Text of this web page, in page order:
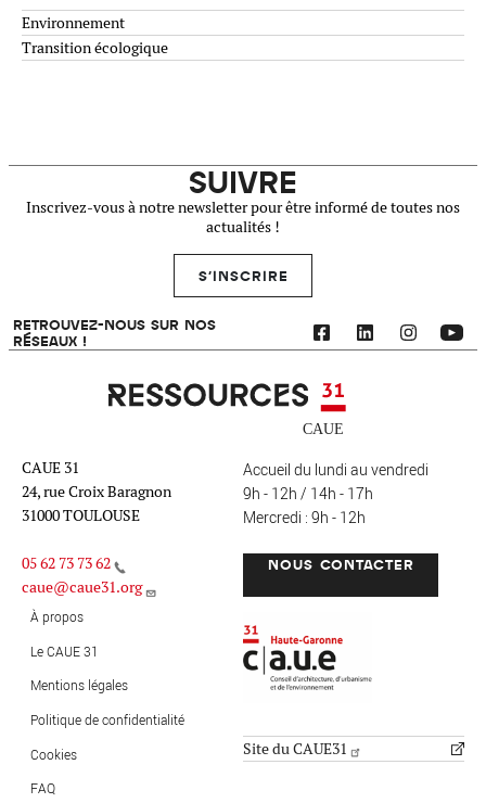
Environnement
Transition écologique
SUIVRE
Inscrivez-vous à notre newsletter pour être informé de toutes nos
actualités !
S'INSCRIRE
RETROUVEZ-NOUS SUR NOS
RÉSEAUX !
Ressources 31
CAUE 31
24, rue Croix Baragnon
31000 TOULOUSE
05 62 73 73 62
caue@caue31.org
Accueil du lundi au vendredi
9h - 12h / 14h - 17h
Mercredi : 9h - 12h
NOUS CONTACTER
MENU PIED DE PAGE
À propos
Le CAUE 31
Mentions légales
Politique de confidentialité
Cookies
FAQ
Site du CAUE31